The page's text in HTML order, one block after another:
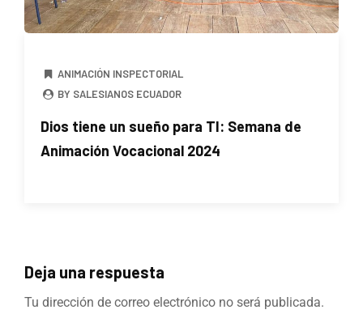
ANIMACIÓN INSPECTORIAL
BY SALESIANOS ECUADOR
Dios tiene un sueño para TI: Semana de
Animación Vocacional 2024
Deja una respuesta
Tu dirección de correo electrónico no será publicada.